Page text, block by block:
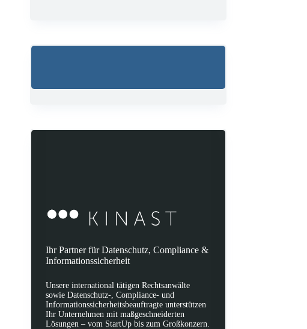
Ihr Partner für Datenschutz, Compliance &
Informationssicherheit
Unsere international tätigen Rechtsanwälte
sowie Datenschutz-, Compliance- und
Informationssicherheitsbeauftragte unterstützen
Ihr Unternehmen mit maßgeschneiderten
Lösungen – vom StartUp bis zum Großkonzern.